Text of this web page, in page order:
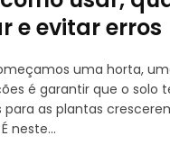
e evitar erros
uma horta,
é garantir que o solo
para as plantas
neste...